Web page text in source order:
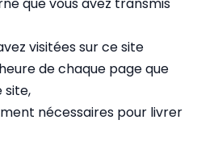
visitées sur ce site
de chaque page que
site,
nécessaires pour livrer